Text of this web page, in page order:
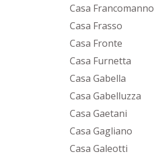
Casa Francomanno
Casa Frasso
Casa Fronte
Casa Furnetta
Casa Gabella
Casa Gabelluzza
Casa Gaetani
Casa Gagliano
Casa Galeotti